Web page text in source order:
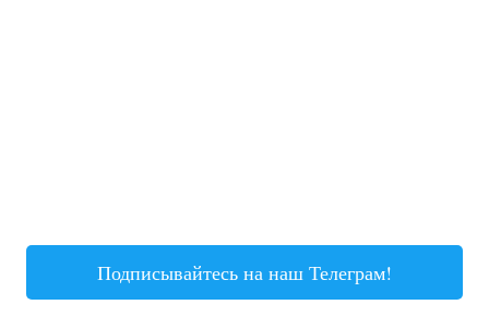
Подписывайтесь на наш Телеграм!